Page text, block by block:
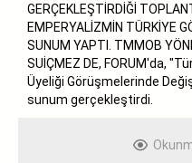
GERÇEKLEŞTİRDİĞİ
EMPERYALİZMİN TÜRKİYE
SUNUM YAPTI. TMMOB
SUİÇMEZ DE, FORUM'da,
Üyeliği Görüşmelerinde
sunum gerçekleştirdi.